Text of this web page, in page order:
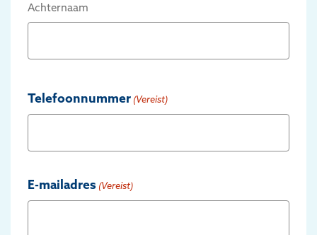
Achternaam
Telefoonnummer (Vereist)
E-mailadres (Vereist)